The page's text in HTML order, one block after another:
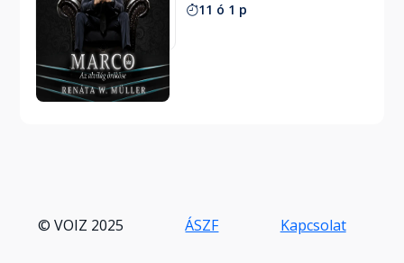
11 ó 1 p
© VOIZ 2025 ÁSZF Kapcsolat